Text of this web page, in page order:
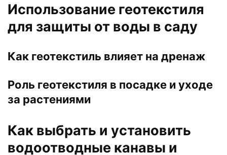
Использование геотекстиля
для защиты от воды в саду
Как геотекстиль влияет на дренаж
Роль геотекстиля в посадке и уходе
за растениями
Как выбрать и установить
водоотводные канавы и